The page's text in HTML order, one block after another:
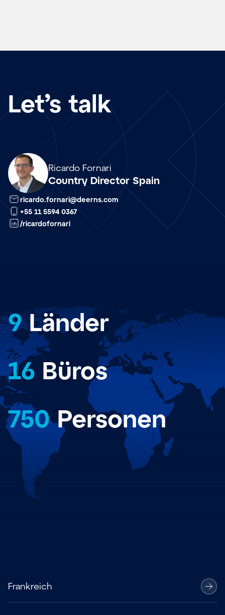
Let’s talk
Ricardo Fornari
Country Director Spain
Array
ricardo.fornari@deerns.com
+55 11 5594 0367
/ricardofornari
9Länder
16 Büros
750Personen
Frankreich